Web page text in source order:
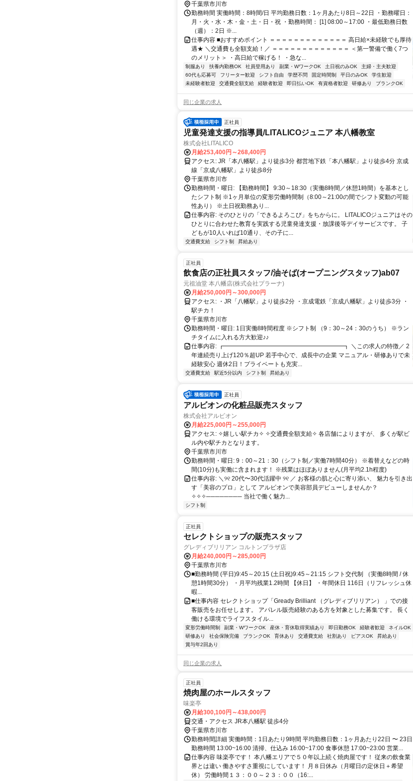
千葉県市川市
勤務時間 実働時間：8時間/日 平均勤務日数：1ヶ月あたり8日～22日 ・勤務曜日：
月・火・水・木・金・土・日・祝 ・勤務時間： [1] 08:00～17:00 ・最低勤務日数
（週）：2日 ※...
仕事内容 ■おすすめポイント ＝＝＝＝＝＝＝＝＝＝＝＝＝ 高日給×未経験でも厚待
遇★ ＼交通費も全額支給！／ ＝＝＝＝＝＝＝＝＝＝＝＝＝ ＜第一警備で働く7つ
のメリット＞ ・高日給で稼げる！ ・急な...
制服あり 扶養内勤務OK 社員登用あり 副業・WワークOK 土日祝のみOK
主婦・主夫歓迎
60代も応募可
フリーター歓迎 シフト自由 学歴不問 固定時間制 平日のみOK
学生歓迎
未経験者歓迎
交通費全額支給 経験者歓迎 即日払いOK 有資格者歓迎 研修あり ブランクOK
同じ企業の求人
正社員
児童発達支援の指導員/LITALICOジュニア 本八幡教室
株式会社LITALICO
月給253,400円～268,400円
アクセス: JR「本八幡駅」より徒歩3分 都営地下鉄「本八幡駅」より徒歩4分 京成
線「京成八幡駅」より徒歩8分
千葉県市川市
勤務時間・曜日: 【勤務時間】 9:30～18:30（実働8時間／休憩1時間）を基本とし
たシフト制 ※1ヶ月単位の変形労働時間制（8:00～21:00の間でシフト変動の可能
性あり） ※土日祝勤務あり...
仕事内容: そのひとりの「できるよろこび」をちからに。 LITALICOジュニアはその
ひとりに合わせた教育を実践する児童発達支援・放課後等デイサービスです。 子
どもが10人いれば10通り、その子に...
交通費支給 シフト制 昇給あり
正社員
飲食店の正社員スタッフ/油そば(オープニングスタッフ)ab07
元祖油堂 本八幡店(株式会社プラーナ)
月給250,000円～300,000円
アクセス: ・JR「八幡駅」より徒歩2分 ・京成電鉄「京成八幡駅」より徒歩3分 ・
駅チカ！
千葉県市川市
勤務時間・曜日: 1日実働8時間程度 ※シフト制 （9：30～24：30のうち） ※ラン
チタイムに入れる方大歓迎♪♪
仕事内容: ┏━━━━━━━━━━━━━━━━━━━━┓ ＼この求人の特徴／ 2
年連続売り上げ120％超UP 若手中心で、成長中の企業 マニュアル・研修ありで未
経験安心 週休2日！プライベートも充実...
交通費支給 駅近5分以内 シフト制 昇給あり
正社員
アルビオンの化粧品販売スタッフ
株式会社アルビオン
月給225,000円～255,000円
アクセス: ✧嬉しい駅チカ✧ ✧交通費全額支給✧ 各店舗によりますが、 多くが駅ビ
ル内や駅チカとなります。
千葉県市川市
勤務時間・曜日: 9：00～21：30（シフト制／実働7時間40分） ※着替えなどの時
間(10分)も実働に含まれます！ ※残業はほぼありません(月平均2.1h程度)
仕事内容: ＼୨୧ 20代〜30代活躍中 ୨୧ ／ お客様の肌と心に寄り添い、 魅力を引き出
す「美容のプロ」として アルビオンで美容部員デビューしませんか？
✧✧✧──────── 当社で働く魅力...
シフト制
正社員
セレクトショップの販売スタッフ
グレディブリリアン コルトンプラザ店
月給240,000円～285,000円
千葉県市川市
■勤務時間 (平日)9:45～20:15 (土日祝)9:45～21:15 シフト交代制 （実働8時間 / 休
憩1時間30分） ・月平均残業1.2時間 【休日】 ・年間休日 116日（リフレッシュ休
暇...
■仕事内容 セレクトショップ「Gready Brilliant （グレディブリリアン） 」での接
客販売をお任せします。 アパレル販売経験のある方を対象とした募集です。 長く
働ける環境でライフスタイル...
変形労働時間制 副業・WワークOK 産休・育休取得実績あり 即日勤務OK 経験者歓迎
ネイルOK
研修あり
社会保険完備 ブランクOK 育休あり 交通費支給 社割あり ピアスOK
昇給あり
賞与年2回あり
同じ企業の求人
正社員
焼肉屋のホールスタッフ
味楽亭
月給300,100円～438,000円
交通・アクセス JR本八幡駅 徒歩4分
千葉県市川市
勤務時間詳細 実働時間：1日あたり9時間 平均勤務日数：1ヶ月あたり22日 〜 23日
勤務時間 13:00~16:00 清掃、仕込み 16:00~17:00 食事休憩 17:00~23:00 営業...
仕事内容 味楽亭です！ 本八幡エリアで５０年以上続く焼肉屋です！ 従来の飲食業
界とは違い 働きやすさ重視にしています！ 月８日休み（月曜日の定休日＋希望
休） 労働時間１３：００～２３：００（16:...